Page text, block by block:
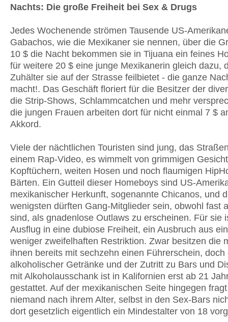
Nachts: Die große Freiheit bei Sex & Drugs
Jedes Wochenende strömen Tausende US-
Gabachos, wie die Mexikaner sie nennen, über die
10 $ die Nacht bekommen sie in Tijuana ein feines
für weitere 20 $ eine junge Mexikanerin gleich dazu,
Zuhälter sie auf der Strasse feilbietet - die ganze
macht!. Das Geschäft floriert für die Besitzer der
die Strip-Shows, Schlammcatchen und mehr
die jungen Frauen arbeiten dort für nicht einmal 7 $
Akkord.
Viele der nächtlichen Touristen sind jung, das
einem Rap-Video, es wimmelt von grimmigen
Kopftüchern, weiten Hosen und noch flaumigen
Bärten. Ein Gutteil dieser Homeboys sind US-
mexikanischer Herkunft, sogenannte Chicanos, und
wenigsten dürften Gang-Mitglieder sein, obwohl fast
sind, als gnadenlose Outlaws zu erscheinen. Für sie
Ausflug in eine dubiose Freiheit, ein Ausbruch aus
weniger zweifelhaften Restriktion. Zwar besitzen die
ihnen bereits mit sechzehn einen Führerschein, doch
alkoholischer Getränke und der Zutritt zu Bars und
mit Alkoholausschank ist in Kalifornien erst ab 21
gestattet. Auf der mexikanischen Seite hingegen
niemand nach ihrem Alter, selbst in den Sex-Bars
dort gesetzlich eigentlich ein Mindestalter von 18